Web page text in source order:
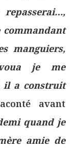
commandant
manguiers,
je me
il a construit
avant
quand je
amie de